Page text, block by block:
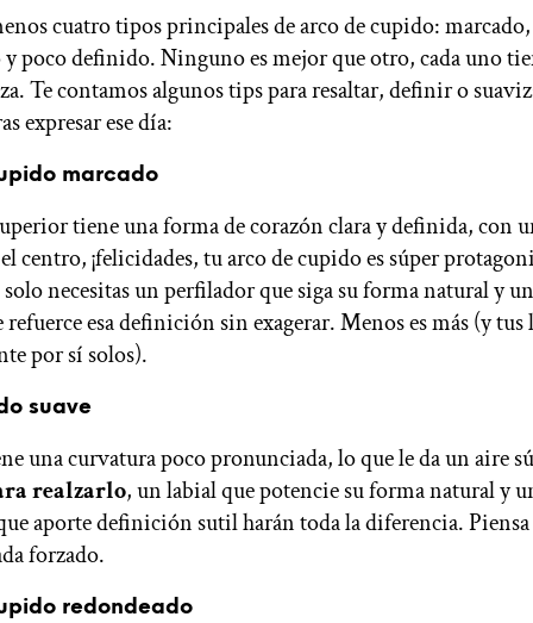
cuatro tipos principales de arco de cupido:
y poco definido. Ninguno es mejor que otro, cada uno
Te contamos algunos tips para resaltar, definir o
expresar ese día:
marcado
tiene una forma de corazón clara y definida, con
centro, ¡felicidades, tu arco de cupido es súper
solo necesitas un perfilador que siga su forma natural y
esa definición sin exagerar. Menos es más (y tus
por sí solos).
suave
una curvatura poco pronunciada, lo que le da un aire
realzarlo, un labial que potencie su forma natural y
aporte definición sutil harán toda la diferencia.
forzado.
redondeado